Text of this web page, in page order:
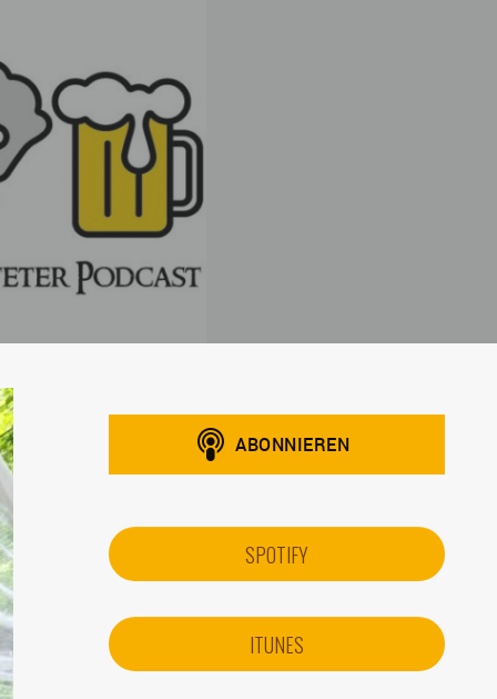
SPOTIFY
ITUNES